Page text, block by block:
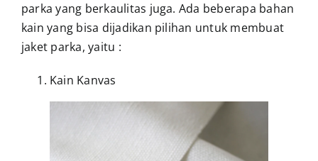
parka yang berkaulitas juga. Ada beberapa bahan
kain yang bisa dijadikan pilihan untuk membuat
jaket parka, yaitu :
Kain Kanvas